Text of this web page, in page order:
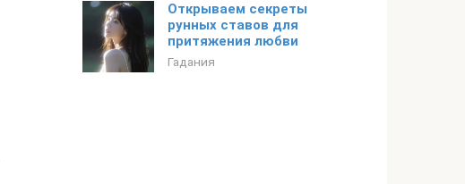
Открываем секреты
рунных ставов для
притяжения любви
Гадания